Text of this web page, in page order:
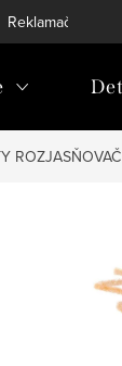
Reklamačný